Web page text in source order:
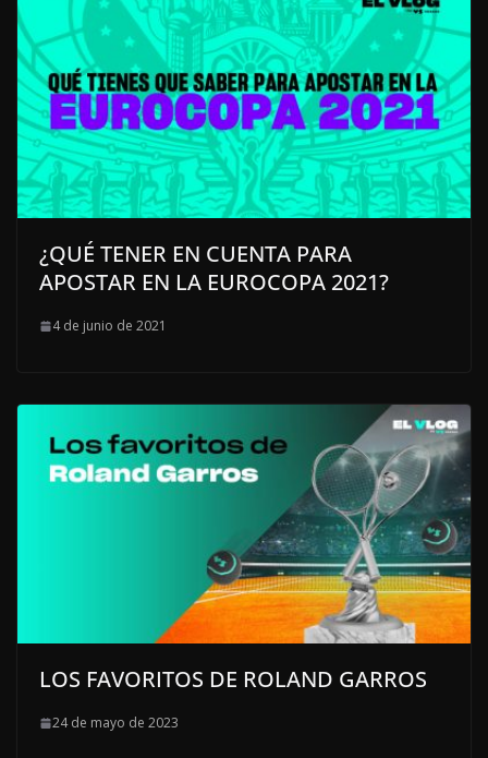
¿QUÉ TENER EN CUENTA PARA
APOSTAR EN LA EUROCOPA 2021?
4 de junio de 2021
LOS FAVORITOS DE ROLAND GARROS
24 de mayo de 2023